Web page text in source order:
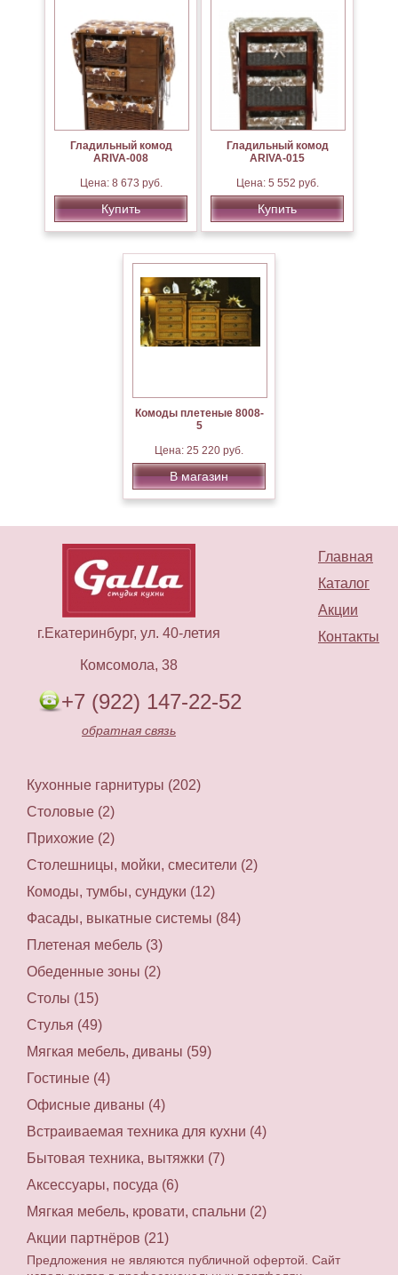
Гладильный комод
ARIVA-008
Цена: 8 673 руб.
Купить
Гладильный комод
ARIVA-015
Цена: 5 552 руб.
Купить
Комоды плетеные 8008-
5
Цена: 25 220 руб.
В магазин
Главная
Каталог
Акции
Контакты
г.Екатеринбург, ул. 40-летия
Комсомола, 38
+7 (922) 147-22-52
обратная связь
Кухонные гарнитуры (202)
Столовые (2)
Прихожие (2)
Столешницы, мойки, смесители (2)
Комоды, тумбы, сундуки (12)
Фасады, выкатные системы (84)
Плетеная мебель (3)
Обеденные зоны (2)
Столы (15)
Стулья (49)
Мягкая мебель, диваны (59)
Гостиные (4)
Офисные диваны (4)
Встраиваемая техника для кухни (4)
Бытовая техника, вытяжки (7)
Аксессуары, посуда (6)
Мягкая мебель, кровати, спальни (2)
Акции партнёров (21)
Предложения не являются публичной офертой. Сайт